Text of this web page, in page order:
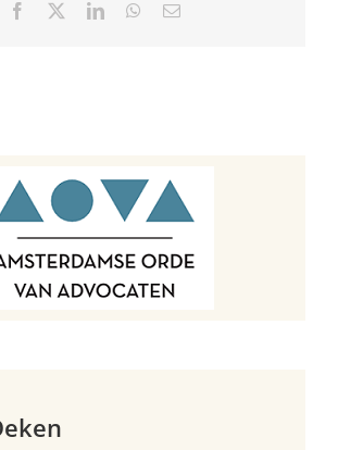
Facebook LinkedInWhatsApp
E-